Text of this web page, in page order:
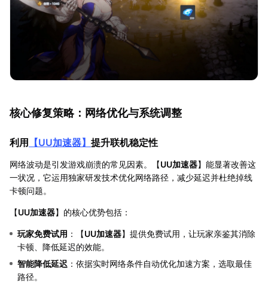
核心修复策略：网络优化与系统调整
利用 【UU加速器】 提升联机稳定性
网络波动是引发游戏崩溃的常见因素。【UU加速器】能显著改善这
一状况，它运用独家研发技术优化网络路径，减少延迟并杜绝掉线
卡顿问题。
【UU加速器】的核心优势包括：
玩家免费试用 ：【UU加速器】提供免费试用，让玩家亲鉴其消除
卡顿、降低延迟的效能。
智能降低延迟 ：依据实时网络条件自动优化加速方案，选取最佳
路径。